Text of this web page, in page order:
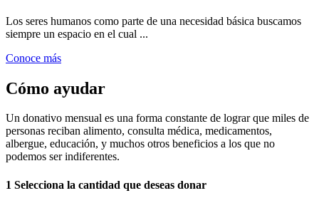
Los seres humanos como parte de una necesidad básica buscamos
siempre un espacio en el cual ...
Conoce más
Cómo ayudar
Un donativo mensual es una forma constante de lograr que miles de
personas reciban alimento, consulta médica, medicamentos,
albergue, educación, y muchos otros beneficios a los que no
podemos ser indiferentes.
1 Selecciona la cantidad que deseas donar